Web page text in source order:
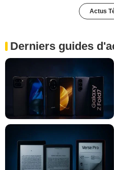
Actus
Derniers guides